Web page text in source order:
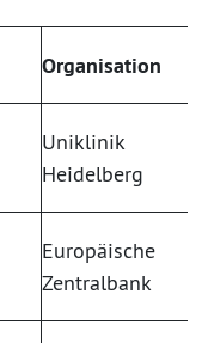
Organisation
Uniklinik
Heidelberg
Europäische
Zentralbank